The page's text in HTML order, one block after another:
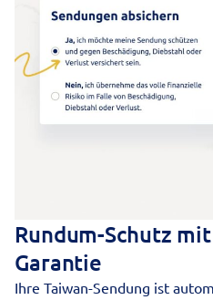
Rundum-Schutz
Garantie
Ihre Taiwan-Sendung ist